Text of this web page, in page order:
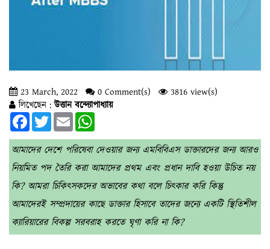
23 March, 2022 0 Comment(s)
3816 view(s)
লিখেছেন :উত্তান বন্দ্যোপাধ্যায়
FacebookTwitterEmail
আমাদের দেশে পরিষেবা দেওয়ার জন্য এমবিবিএস ডাক্তারদের জন্য আরও
নিয়মিত পদ তৈরি করা আমাদের প্রথম এবং প্রধান দাবি হওয়া উচিত নয়
কি? আমরা চিকিৎসকদের অভাবের কথা বলে চিৎকার করি কিন্তু
আমাদেরই সম্প্রদায়ের কাছে ডাক্তার হিসাবে তাদের জন্যে একটি স্থিতিশীল
ক্যারিয়ারের বিকল্প সরবরাহ করতে ঘৃণা করি না কি?